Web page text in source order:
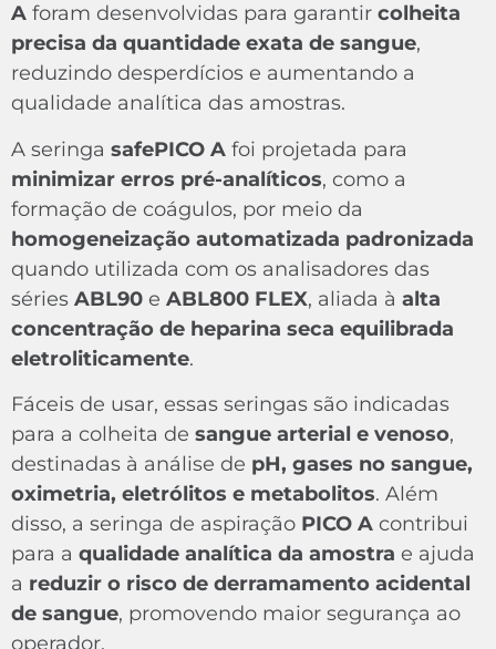
A foram desenvolvidas para garantir colheita
precisa da quantidade exata de sangue,
reduzindo desperdícios e aumentando a
qualidade analítica das amostras.
A seringa safePICO A foi projetada para
minimizar erros pré-analíticos, como a
formação de coágulos, por meio da
homogeneização automatizada padronizada
quando utilizada com os analisadores das
séries ABL90 e ABL800 FLEX, aliada à alta
concentração de heparina seca equilibrada
eletroliticamente.
Fáceis de usar, essas seringas são indicadas
para a colheita de sangue arterial e venoso,
destinadas à análise de pH, gases no sangue,
oximetria, eletrólitos e metabolitos. Além
disso, a seringa de aspiração PICO A contribui
para a qualidade analítica da amostra e ajuda
a reduzir o risco de derramamento acidental
de sangue, promovendo maior segurança ao
operador.